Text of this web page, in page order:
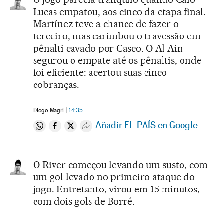
Lucas empatou, aos cinco da etapa final.
Martínez teve a chance de fazer o
terceiro, mas carimbou o travessão em
pênalti cavado por Casco. O Al Ain
segurou o empate até os pênaltis, onde
foi eficiente: acertou suas cinco
cobranças.
Diogo Magri 14:35
Compartir en Whatsapp
Compartir en Facebook
Compartir en Twitter
Desplegar Redes Sociales
Añadir EL PAÍS en Google
O River começou levando um susto, com
um gol levado no primeiro ataque do
jogo. Entretanto, virou em 15 minutos,
com dois gols de Borré.